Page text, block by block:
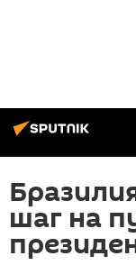
шаг на